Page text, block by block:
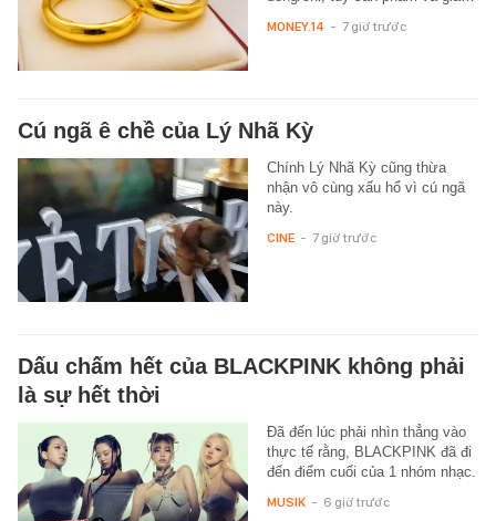
MONEY.14 - 7 giờ trước
Cú ngã ê chề của Lý Nhã Kỳ
Chính Lý Nhã Kỳ cũng thừa
nhận vô cùng xấu hổ vì cú ngã
này.
CINE - 7 giờ trước
Dấu chấm hết của BLACKPINK không phải
là sự hết thời
Đã đến lúc phải nhìn thẳng vào
thực tế rằng, BLACKPINK đã đi
đến điểm cuối của 1 nhóm nhạc.
MUSIK - 6 giờ trước